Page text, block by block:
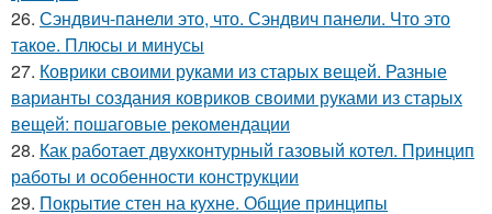
26. Сэндвич-панели это, что. Сэндвич панели. Что это
такое. Плюсы и минусы
27. Коврики своими руками из старых вещей. Разные
варианты создания ковриков своими руками из старых
вещей: пошаговые рекомендации
28. Как работает двухконтурный газовый котел. Принцип
работы и особенности конструкции
29. Покрытие стен на кухне. Общие принципы